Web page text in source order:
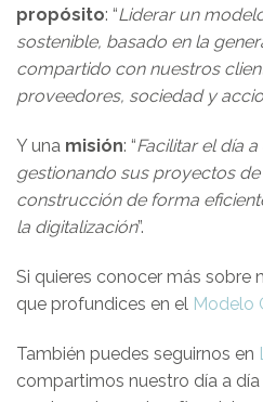
propósito: “Liderar un
sostenible, basado en la
compartido con nuestros
proveedores, sociedad y
Y una misión: “Facilitar el día
gestionando sus proyectos
construcción de forma
la digitalización”.
Si quieres conocer más sobre
que profundices en el Modelo
También puedes seguirnos en
compartimos nuestro día a